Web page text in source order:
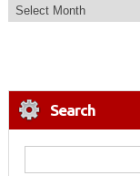
Search